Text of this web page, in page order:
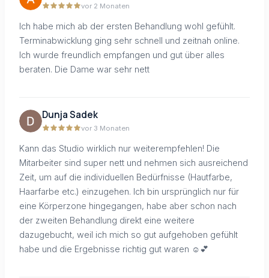
vor 2 Monaten
Ich habe mich ab der ersten Behandlung wohl gefühlt.
Terminabwicklung ging sehr schnell und zeitnah online.
Ich wurde freundlich empfangen und gut über alles
beraten. Die Dame war sehr nett
Dunja Sadek
vor 3 Monaten
Kann das Studio wirklich nur weiterempfehlen! Die
Mitarbeiter sind super nett und nehmen sich ausreichend
Zeit, um auf die individuellen Bedürfnisse (Hautfarbe,
Haarfarbe etc.) einzugehen. Ich bin ursprünglich nur für
eine Körperzone hingegangen, habe aber schon nach
der zweiten Behandlung direkt eine weitere
dazugebucht, weil ich mich so gut aufgehoben gefühlt
habe und die Ergebnisse richtig gut waren ☺️💕